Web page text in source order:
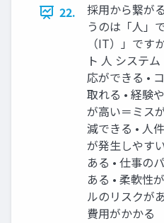
22.
採⽤から繋が
うのは「⼈」
（IT）」です
ト ⼈ システ
応ができる •
取れる • 経験
が⾼い＝ミス
減できる • ⼈
が発⽣しやす
ある • 仕事の
ある • 柔軟性
ルのリスクが
費⽤がかかる